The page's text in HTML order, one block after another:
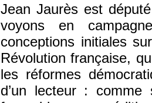
Jean Jaurès est
voyons en
conceptions initiales
Révolution française,
les réformes
d’un lecteur :